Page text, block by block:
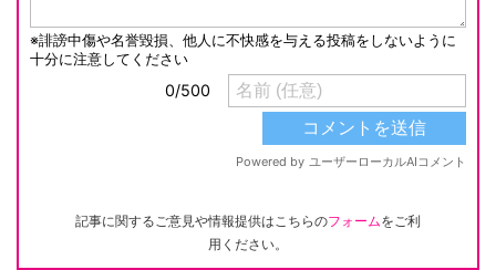
記事に関するご意見や情報提供はこちらのフォームをご利
用ください。